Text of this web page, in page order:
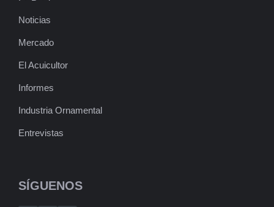
Noticias
Mercado
El Acuicultor
Informes
Industria Ornamental
Entrevistas
SÍGUENOS